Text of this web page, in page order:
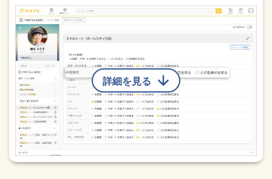
詳細を見る